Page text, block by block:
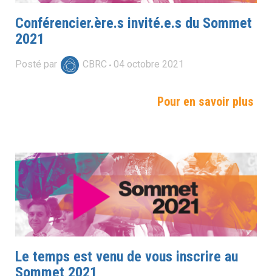
Conférencier.ère.s invité.e.s du Sommet
2021
Posté par CBRC 04 octobre 2021
Pour en savoir plus
Le temps est venu de vous inscrire au
Sommet 2021